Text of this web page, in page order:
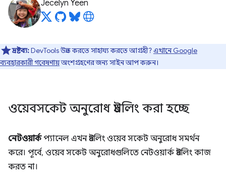
Jecelyn Yeen
দ্রষ্টব্য:DevTools উন্নত করতে সাহায্য করতে আগ্রহী?এখানে Google
ব্যবহারকারী গবেষণায়অংশগ্রহণের জন্য সাইন আপ করুন।
ওয়েবসকেট অনুরোধ থ্রটলিং করা হচ্ছে
নেটওয়ার্কপ্যানেল এখন থ্রটলিং ওয়েব সকেট অনুরোধ সমর্থন
করে। পূর্বে, ওয়েব সকেট অনুরোধগুলিতে নেটওয়ার্ক থ্রটলিং কাজ
করত না।